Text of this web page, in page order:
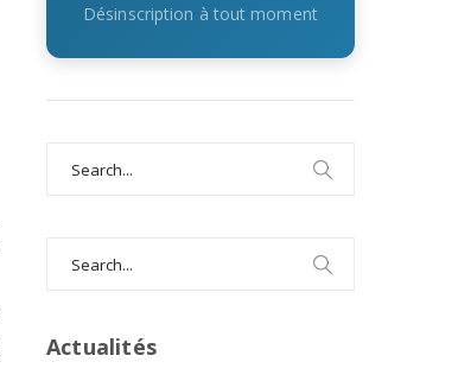
Désinscription à tout moment
Actualités